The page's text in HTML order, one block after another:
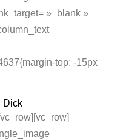
»_blank »
top: -15px
Dick